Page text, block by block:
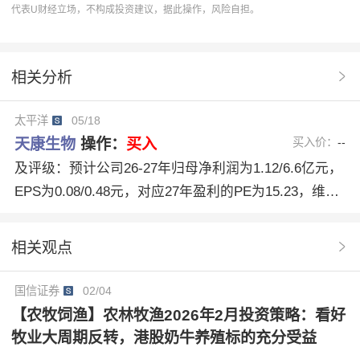
基本面分析
天康生物(002100)
聚落式全产业链布局
代表U财经立场，不构成投资建议，据此操作，风险自担。
相关分析
太平洋 05/18
天康生物 操作： 买入 买入价：--
及评级：预计公司26-27年归母净利润为1.12/6.6亿元，
EPS为0.08/0.48元，对应27年盈利的PE为15.23，维持
相关观点
国信证券 02/04
【农牧饲渔】农林牧渔2026年2月投资策略：看好
牧业大周期反转，港股奶牛养殖标的充分受益